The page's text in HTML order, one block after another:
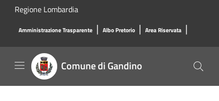
Salta al contenuto principale
Regione Lombardia
Amministrazione Trasparente | Albo Pretorio | Area Riservata |
Comune di Gandino